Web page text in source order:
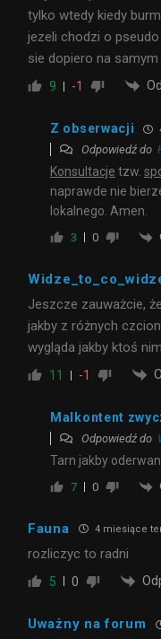
tylko wtedy kiedy
jezeli chodzi o
sie dopiero na
9 -1
Z obserwacji
Odpowiedź do
Konsultacje tzw.
naprawde nie
lokalnego. Amen.
3 0
Jeszcze zauważcie,
jakby z różnych
wygląda jakby ktoś
11 -1
Malkontent
Odpowiedź do
Tarn jakby
7 0
Fauna 4 miesiące
rozliczyc to radni
5 0
Uważny na forum